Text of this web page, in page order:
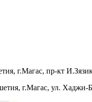
г.Магас, пр-кт
г.Магас, ул. Хаджи-